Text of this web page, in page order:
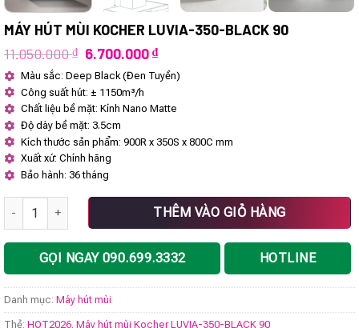
MÁY HÚT MÙI KOCHER LUVIA-350-BLACK 90
11.050.000₫ Giá
gốc
là:
11.050.000 ₫.
6.700.000₫Giá
hiện
tại
6.700.000 ₫.
Màu sắc: Deep Black (Đen Tuyền)
Công suất hút: ± 1150m³/h
Chất liệu bề mặt: Kính Nano Matte
Độ dày bề mặt: 3.5cm
Kích thước sản phẩm: 900R x 350S x 800C mm
Xuất xứ: Chính hãng
Bảo hành: 36 tháng
Máy hút mùi Kocher LUVIA-350-BLACK 90 số lượng
THÊM VÀO GIỎ HÀNG
GỌI NGAY 090.699.3332 HOTLINE
Danh mục: Máy hút mùi
Thẻ: HOT2026 Máy hút mùi Kocher LUVIA-350-BLACK 90